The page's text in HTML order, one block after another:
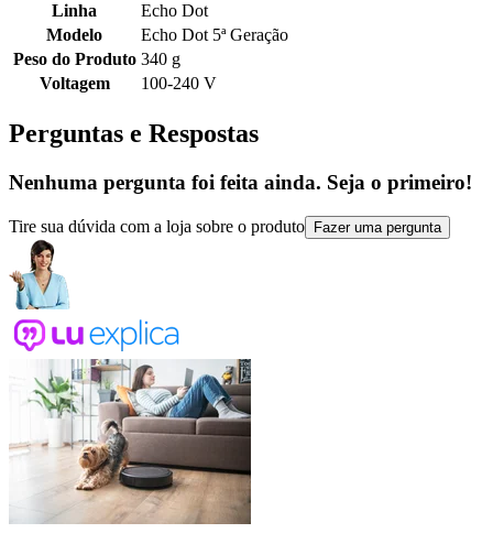
Linha
Echo Dot
Modelo
Echo Dot 5ª Geração
Peso do Produto 340 g
Voltagem
100-240 V
Perguntas e Respostas
Nenhuma pergunta foi feita ainda. Seja o primeiro!
Tire sua dúvida com a loja sobre o produto Fazer uma pergunta